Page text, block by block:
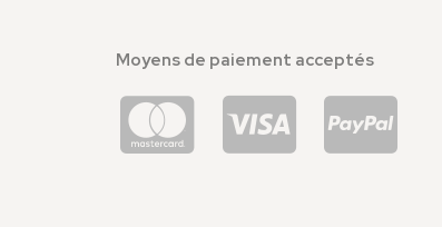
Moyens de paiement acceptés